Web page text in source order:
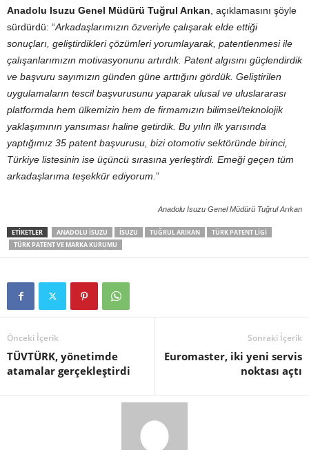
Anadolu Isuzu Genel Müdürü Tuğrul Arıkan , açıklamasını şöyle
sürdürdü: “Arkadaşlarımızın özveriyle çalışarak elde ettiği
sonuçları, geliştirdikleri çözümleri yorumlayarak, patentlenmesi ile
çalışanlarımızın motivasyonunu artırdık. Patent algısını güçlendirdik
ve başvuru sayımızın günden güne arttığını gördük. Geliştirilen
uygulamaların tescil başvurusunu yaparak ulusal ve uluslararası
platformda hem ülkemizin hem de firmamızın bilimsel/teknolojik
yaklaşımının yansıması haline getirdik. Bu yılın ilk yarısında
yaptığımız 35 patent başvurusu, bizi otomotiv sektöründe birinci,
Türkiye listesinin ise üçüncü sırasına yerleştirdi. Emeği geçen tüm
arkadaşlarıma teşekkür ediyorum. ”
Anadolu Isuzu Genel Müdürü Tuğrul Arıkan
ETIKETLER ANADOLU ISUZU ISUZU TUĞRUL ARIKAN
TÜRK PATENT LIGI
TÜRK PATENT VE MARKA KURUMU
Önceki İçerik
TÜVTÜRK, yönetimde
atamalar gerçekleştirdi
Sonraki İçerik
Euromaster, iki yeni servis
noktası açtı